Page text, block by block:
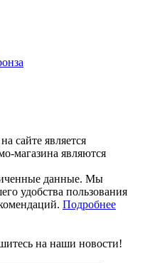
сайте является
магазина являются
данные. Мы
удобства пользования
Подробнее
на наши новости!